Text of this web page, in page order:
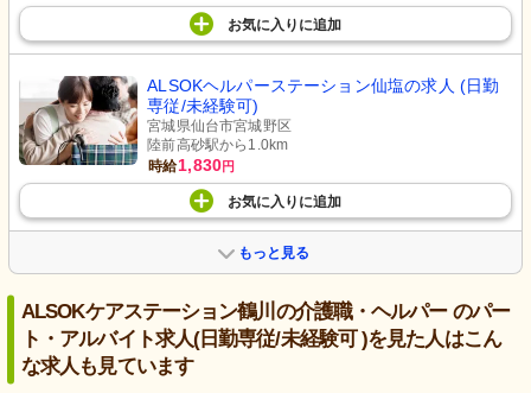
お気に入り に追加
ALSOKヘルパーステーション仙塩の求人 (日勤
専従/未経験可)
宮城県仙台市宮城野区
陸前高砂駅から1.0km
時給1,830円
お気に入り に追加
もっと見る
ALSOKケアステーション鶴川の介護職・ヘルパー のパー
ト・アルバイト求人(日勤専従/未経験可 )を見た人はこん
な求人も見ています